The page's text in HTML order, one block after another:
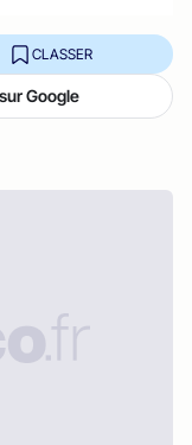
CLASSER
Google